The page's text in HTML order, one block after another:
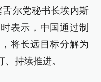
尔党秘书长埃内斯
表示，中国通过制
将长远目标分解为
持续推进。